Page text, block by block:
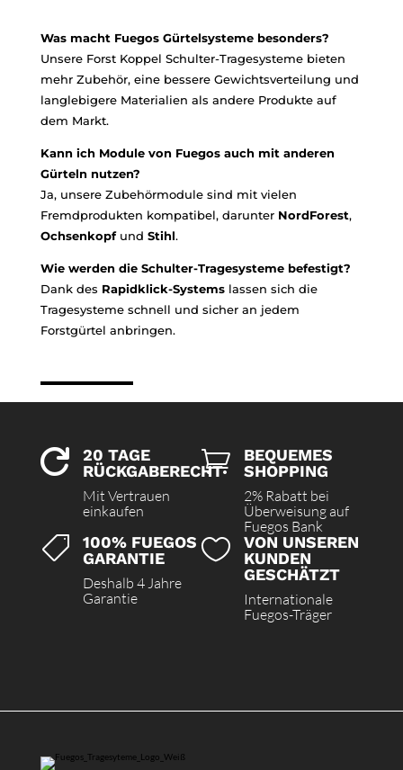
Was macht Fuegos Gürtelsysteme besonders?
Unsere Forst Koppel Schulter-Tragesysteme bieten
mehr Zubehör, eine bessere Gewichtsverteilung und
langlebigere Materialien als andere Produkte auf
dem Markt.
Kann ich Module von Fuegos auch mit anderen
Gürteln nutzen?
Ja, unsere Zubehörmodule sind mit vielen
Fremdprodukten kompatibel, darunter NordForest,
Ochsenkopfund Stihl.
Wie werden die Schulter-Tragesysteme befestigt?
Dank des Rapidklick-Systemslassen sich die
Tragesysteme schnell und sicher an jedem
Forstgürtel anbringen.

20 TAGE
RÜCKGABERECHT
Mit Vertrauen
einkaufen

BEQUEMES
SHOPPING
2% Rabatt bei
Überweisung auf
Fuegos Bank

100% FUEGOS
GARANTIE
Deshalb 4 Jahre
Garantie

VON UNSEREN
KUNDEN
GESCHÄTZT
Internationale
Fuegos-Träger